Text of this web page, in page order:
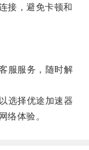
接，避免卡顿和
服服务，随时解
选择优途加速器
络体验。